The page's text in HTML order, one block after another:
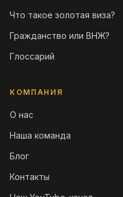
Что такое золотая виза?
Гражданство или ВНЖ?
Глоссарий
КОМПАНИЯ
О нас
Наша команда
Блог
Контакты